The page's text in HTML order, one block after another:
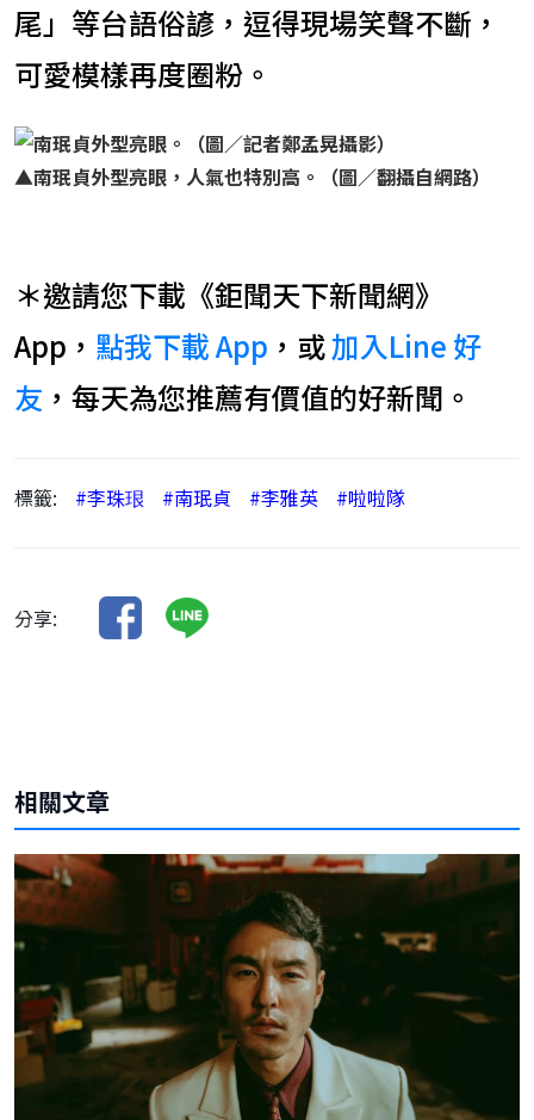
尾」等台語俗諺，逗得現場笑聲不斷，
可愛模樣再度圈粉。
▲南珉貞外型亮眼，人氣也特別高。（圖／翻攝自網路）
＊邀請您下載《鉅聞天下新聞網》
App， 點我下載 App ，或加入Line 好
友 ，每天為您推薦有價值的好新聞。
標籤: #李珠珢 #南珉貞 #李雅英 #啦啦隊
分享:
相關文章